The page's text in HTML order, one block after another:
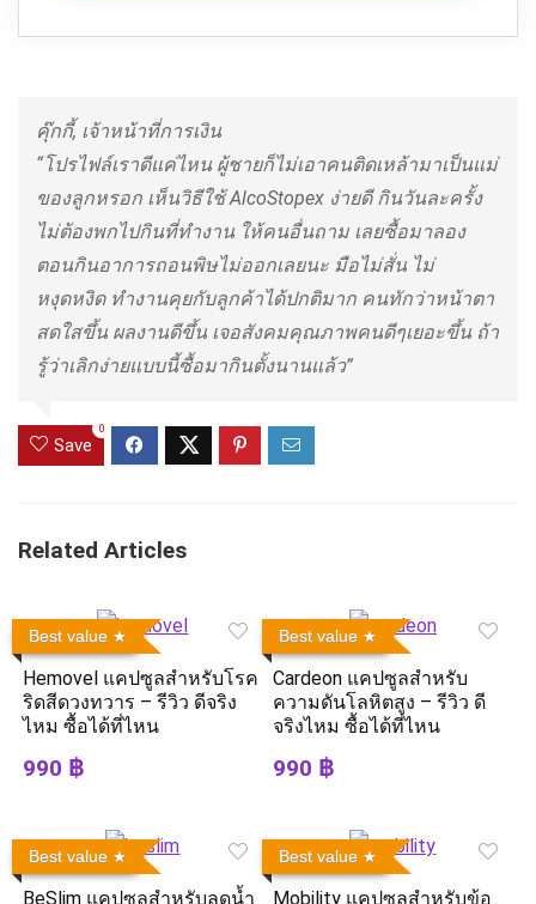
คุ๊กกี้, เจ้าหน้าที่การเงิน
“โปรไฟล์เราดีแค่ไหน ผู้ชายก็ไม่เอาคนติดเหล้ามาเป็นแม่
ของลูกหรอก เห็นวิธีใช้ AlcoStopex ง่ายดี กินวันละครั้ง
ไม่ต้องพกไปกินที่ทำงาน ให้คนอื่นถาม เลยซื้อมาลอง
ตอนกินอาการถอนพิษไม่ออกเลยนะ มือไม่สั่น ไม่
หงุดหงิด ทำงานคุยกับลูกค้าได้ปกติมาก คนทักว่าหน้าตา
สดใสขึ้น ผลงานดีขึ้น เจอสังคมคุณภาพคนดีๆเยอะขึ้น ถ้า
รู้ว่าเลิกง่ายแบบนี้ซื้อมากินตั้งนานแล้ว”
Save
0
Related Articles
Best value
Hemovel แคปซูลสำหรับโรค
ริดสีดวงทวาร – รีวิว ดีจริง
ไหม ซื้อได้ที่ไหน
990 ฿
Best value
Cardeon แคปซูลสำหรับ
ความดันโลหิตสูง – รีวิว ดี
จริงไหม ซื้อได้ที่ไหน
990 ฿
Best value
BeSlim แคปซูลสำหรับลดน้ำ
Best value
Mobility แคปซูลสำหรับข้อ